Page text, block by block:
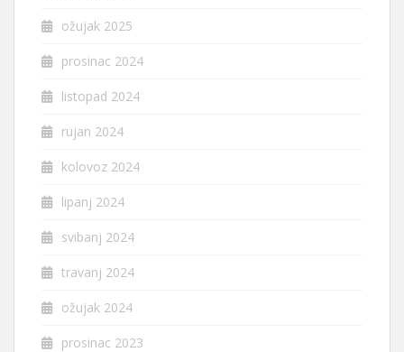
ožujak 2025
prosinac 2024
listopad 2024
rujan 2024
kolovoz 2024
lipanj 2024
svibanj 2024
travanj 2024
ožujak 2024
prosinac 2023